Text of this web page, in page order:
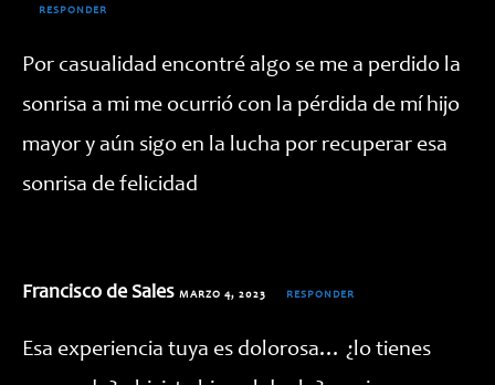
RESPONDER
Por casualidad encontré algo se me a perdido la
sonrisa a mi me ocurrió con la pérdida de mí hijo
mayor y aún sigo en la lucha por recuperar esa
sonrisa de felicidad
Francisco de Sales MARZO 4, 2023 RESPONDER
Esa experiencia tuya es dolorosa… ¿lo tienes